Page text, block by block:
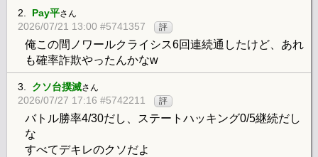
2. Pay平さん
2026/07/21 13:00 #5741357 評
俺この間ノワールクライシス6回連続通したけど、あれ
も確率詐欺やったんかなw
3. クソ台撲滅さん
2026/07/27 17:16 #5742211 評
バトル勝率4/30だし、ステートハッキング0/5継続だし
な
すべてデキレのクソだよ